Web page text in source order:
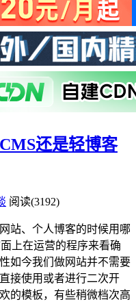
还是轻博客
阅读(3192)
站、个人博客的时候用哪
上在运营的程序来看确
如今我们做网站并不需要
接使用或者进行二次开
的模板，有些稍微档次高